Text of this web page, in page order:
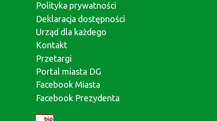
Polityka prywatności
Deklaracja dostępności
Urząd dla każdego
Kontakt
Przetargi
Portal miasta DG
Facebook Miasta
Facebook Prezydenta